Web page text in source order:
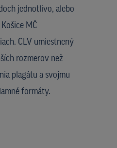
jednotlivo, alebo
MČ
CLV umiestnený
rozmerov než
plagátu a svojmu
formáty.